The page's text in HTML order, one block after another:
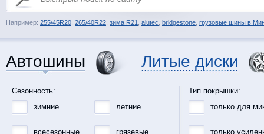
Например: 255/45R20 265/40R22 зима R21 alutec bridgestone грузовые шины в
Автошины Литые диски
Сезонность:
зимние
летние
всесезонные грязевые
Тип покрышки:
только для
только